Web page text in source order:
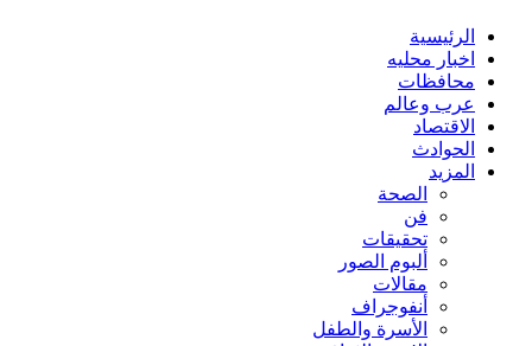
الرئيسية
اخبار محليه
محافظات
عرب وعالم
الاقتصاد
الحوادث
المزيد
الصحة
فن
تحقيقات
ألبوم الصور
مقالات
أنفوجراف
الأسرة والطفل